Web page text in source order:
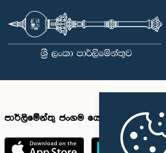
පාර්ලිමේන්තු ජංගම යෙදුම